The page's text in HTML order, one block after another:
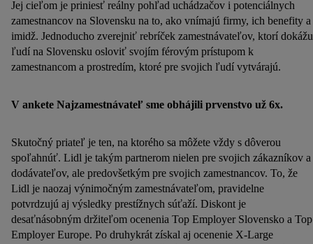
Jej cieľom je priniesť reálny pohľad uchádzačov i potenciálnych
zamestnancov na Slovensku na to, ako vnímajú firmy, ich benefity a
imidž. Jednoducho zverejniť rebríček zamestnávateľov, ktorí dokážu
ľudí na Slovensku osloviť svojím férovým prístupom k
zamestnancom a prostredím, ktoré pre svojich ľudí vytvárajú.
V ankete Najzamestnávateľ sme obhájili prvenstvo už 6x.
Skutočný priateľ je ten, na ktorého sa môžete vždy s dôverou
spoľahnúť. Lidl je takým partnerom nielen pre svojich zákazníkov a
dodávateľov, ale predovšetkým pre svojich zamestnancov. To, že
Lidl je naozaj výnimočným zamestnávateľom, pravidelne
potvrdzujú aj výsledky prestížnych súťaží. Diskont je
desaťnásobným držiteľom ocenenia Top Employer Slovensko a Top
Employer Europe. Po druhykrát získal aj ocenenie X-Large